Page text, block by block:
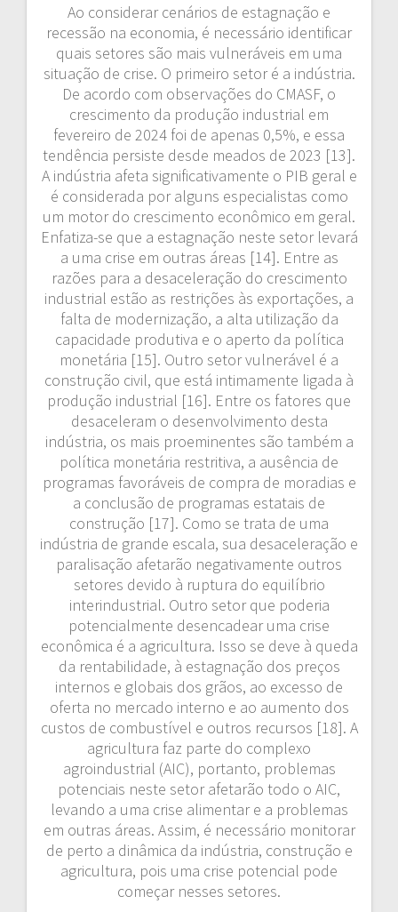
Ao considerar cenários de estagnação e
recessão na economia, é necessário identificar
quais setores são mais vulneráveis em uma
situação de crise. O primeiro setor é a indústria.
De acordo com observações do CMASF, o
crescimento da produção industrial em
fevereiro de 2024 foi de apenas 0,5%, e essa
tendência persiste desde meados de 2023 [13].
A indústria afeta significativamente o PIB geral e
é considerada por alguns especialistas como
um motor do crescimento econômico em geral.
Enfatiza-se que a estagnação neste setor levará
a uma crise em outras áreas [14]. Entre as
razões para a desaceleração do crescimento
industrial estão as restrições às exportações, a
falta de modernização, a alta utilização da
capacidade produtiva e o aperto da política
monetária [15]. Outro setor vulnerável é a
construção civil, que está intimamente ligada à
produção industrial [16]. Entre os fatores que
desaceleram o desenvolvimento desta
indústria, os mais proeminentes são também a
política monetária restritiva, a ausência de
programas favoráveis de compra de moradias e
a conclusão de programas estatais de
construção [17]. Como se trata de uma
indústria de grande escala, sua desaceleração e
paralisação afetarão negativamente outros
setores devido à ruptura do equilíbrio
interindustrial. Outro setor que poderia
potencialmente desencadear uma crise
econômica é a agricultura. Isso se deve à queda
da rentabilidade, à estagnação dos preços
internos e globais dos grãos, ao excesso de
oferta no mercado interno e ao aumento dos
custos de combustível e outros recursos [18]. A
agricultura faz parte do complexo
agroindustrial (AIC), portanto, problemas
potenciais neste setor afetarão todo o AIC,
levando a uma crise alimentar e a problemas
em outras áreas. Assim, é necessário monitorar
de perto a dinâmica da indústria, construção e
agricultura, pois uma crise potencial pode
começar nesses setores.